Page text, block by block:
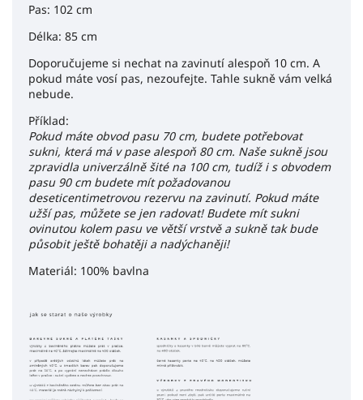
Pas: 102 cm
Délka: 85 cm
Doporučujeme si nechat na zavinutí alespoň 10 cm. A
pokud máte vosí pas, nezoufejte. Tahle sukně vám velká
nebude.
Příklad:
Pokud máte obvod pasu 70 cm, budete potřebovat
sukni, která má v pase alespoň 80 cm. Naše sukně jsou
zpravidla univerzálně šité na 100 cm, tudíž i s obvodem
pasu 90 cm budete mít požadovanou
deseticentimetrovou rezervu na zavinutí. Pokud máte
užší pas, můžete se jen radovat! Budete mít sukni
ovinutou kolem pasu ve větší vrstvě a sukně tak bude
působit ještě bohatěji a nadýchaněji!
Materiál: 100% bavlna